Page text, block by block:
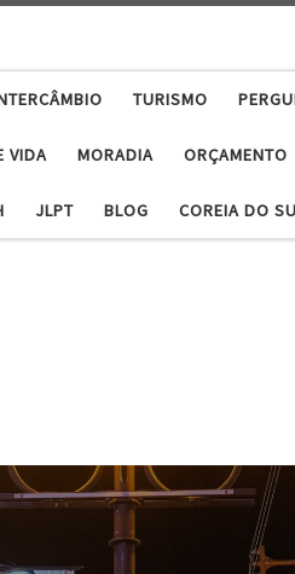
TURISMO
VIDA MORADIA ORÇAMENTO
JLPT BLOG COREIA DO